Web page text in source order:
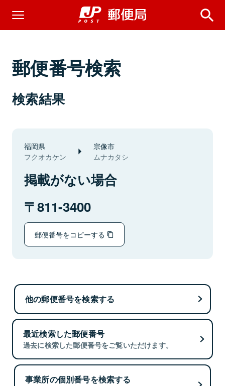
郵便番号検索
検索結果
福岡県
フクオカケン
宗像市
ムナカタシ
掲載がない場合
811-3400
郵便番号をコピーする
他の郵便番号を検索する
最近検索した郵便番号
過去に検索した郵便番号をご覧いただけます。
事業所の個別番号を検索する